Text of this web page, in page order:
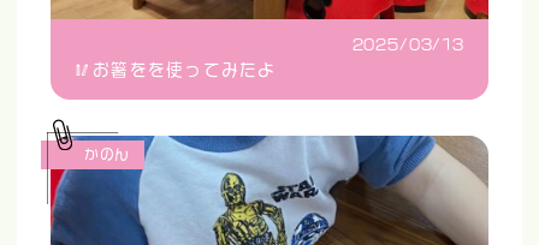
2025/03/13
🥢お箸をを使ってみたよ
かのん